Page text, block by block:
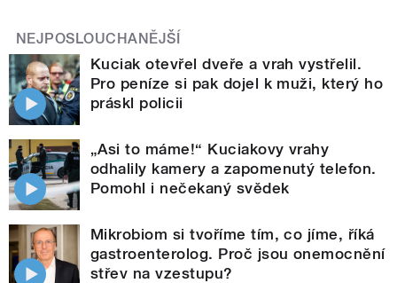
NEJPOSLOUCHANĚJŠÍ
Kuciak otevřel dveře a vrah vystřelil.
Pro peníze si pak dojel k muži, který ho
práskl policii
„Asi to máme!“ Kuciakovy vrahy
odhalily kamery a zapomenutý telefon.
Pomohl i nečekaný svědek
Mikrobiom si tvoříme tím, co jíme, říká
gastroenterolog. Proč jsou onemocnění
střev na vzestupu?